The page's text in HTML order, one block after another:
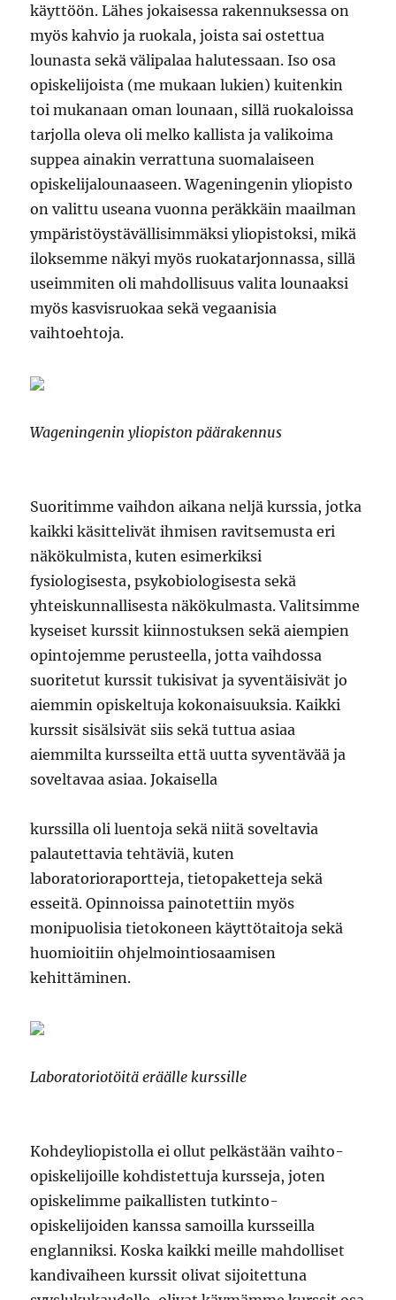
käyttöön. Lähes jokaisessa rakennuksessa on
myös kahvio ja ruokala, joista sai ostettua
lounasta sekä välipalaa halutessaan. Iso osa
opiskelijoista (me mukaan lukien) kuitenkin
toi mukanaan oman lounaan, sillä ruokaloissa
tarjolla oleva oli melko kallista ja valikoima
suppea ainakin verrattuna suomalaiseen
opiskelijalounaaseen. Wageningenin yliopisto
on valittu useana vuonna peräkkäin maailman
ympäristöystävällisimmäksi yliopistoksi, mikä
iloksemme näkyi myös ruokatarjonnassa, sillä
useimmiten oli mahdollisuus valita lounaaksi
myös kasvisruokaa sekä vegaanisia
vaihtoehtoja.
Wageningenin yliopiston päärakennus
Suoritimme vaihdon aikana neljä kurssia, jotka
kaikki käsittelivät ihmisen ravitsemusta eri
näkökulmista, kuten esimerkiksi
fysiologisesta, psykobiologisesta sekä
yhteiskunnallisesta näkökulmasta. Valitsimme
kyseiset kurssit kiinnostuksen sekä aiempien
opintojemme perusteella, jotta vaihdossa
suoritetut kurssit tukisivat ja syventäisivät jo
aiemmin opiskeltuja kokonaisuuksia. Kaikki
kurssit sisälsivät siis sekä tuttua asiaa
aiemmilta kursseilta että uutta syventävää ja
soveltavaa asiaa. Jokaisella
kurssilla oli luentoja sekä niitä soveltavia
palautettavia tehtäviä, kuten
laboratorioraportteja, tietopaketteja sekä
esseitä. Opinnoissa painotettiin myös
monipuolisia tietokoneen käyttötaitoja sekä
huomioitiin ohjelmointiosaamisen
kehittäminen.
Laboratoriotöitä eräälle kurssille
Kohdeyliopistolla ei ollut pelkästään vaihto-
opiskelijoille kohdistettuja kursseja, joten
opiskelimme paikallisten tutkinto-
opiskelijoiden kanssa samoilla kursseilla
englanniksi. Koska kaikki meille mahdolliset
kandivaiheen kurssit olivat sijoitettuna